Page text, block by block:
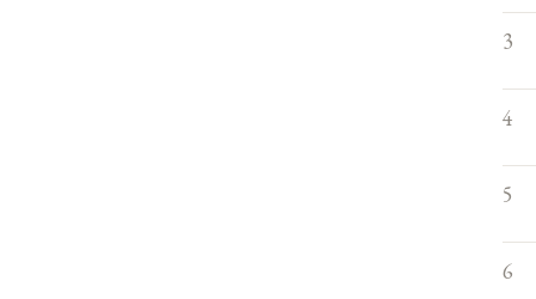
3
4
5
6